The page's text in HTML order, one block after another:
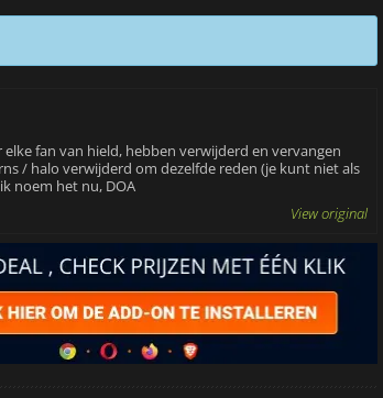
fan van hield, hebben verwijderd en vervangen
/ halo verwijderd om dezelfde reden (je kunt niet als
noem het nu, DOA
View original